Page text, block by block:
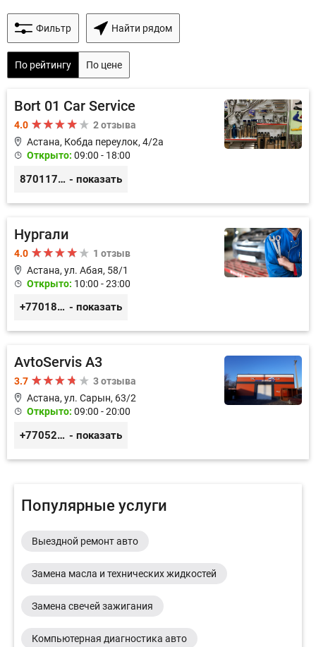
Фильтр Найти рядом
По рейтингу По цене
Bort 01 Car Service
4.0
2 отзыва
Астана, Кобда переулок, 4/2а
Открыто: 09:00 - 18:00
87011754444 - показать
Нургали
4.0
1 отзыв
Астана, ул. Абая, 58/1
Открыто: 10:00 - 23:00
+77018150536 - показать
AvtoServis A3
3.7
3 отзыва
Астана, ул. Сарын, 63/2
Открыто: 09:00 - 20:00
+77052327760 - показать
Популярные услуги
Выездной ремонт авто
Замена масла и технических жидкостей
Замена свечей зажигания
Компьютерная диагностика авто